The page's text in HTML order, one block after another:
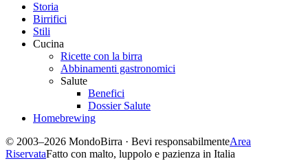
Storia
Birrifici
Stili
Cucina
Ricette con la birra
Abbinamenti gastronomici
Salute
Benefici
Dossier Salute
Homebrewing
© 2003–2026 MondoBirra · Bevi responsabilmenteArea
RiservataFatto con malto, luppolo e pazienza in Italia